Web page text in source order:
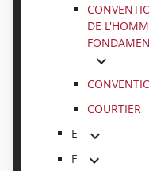
DE
COURTIER
E
F